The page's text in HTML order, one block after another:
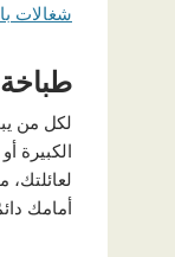
شغالات
طباخة
لكل من
الكبيرة
أمامك